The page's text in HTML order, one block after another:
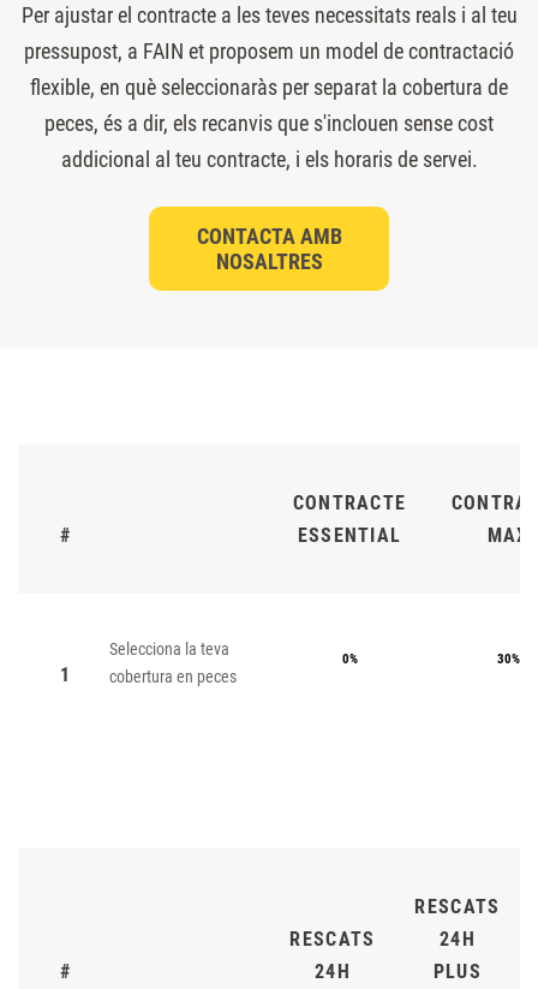
Per ajustar el contracte a les teves necessitats reals i al teu
pressupost, a FAIN et proposem un model de contractació
flexible, en què seleccionaràs per separat la cobertura de
peces, és a dir, els recanvis que s'inclouen sense cost
addicional al teu contracte, i els horaris de servei.
CONTACTA AMB
NOSALTRES
#
CONTRACTE
ESSENTIAL
MAX
1
Selecciona la teva
cobertura en peces
0% 30%
#
RESCATS
24H
RESCATS
24H
PLUS